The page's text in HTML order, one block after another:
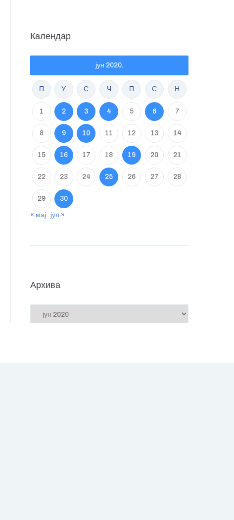
Календар
јун 2020.
П У С Ч П С Н
1 2 3 4 5 6 7
8 9 10 11 12 13 14
15 16 17 18 19 20 21
22 23 24 25 26 27 28
29 30
« мај јул »
Архива